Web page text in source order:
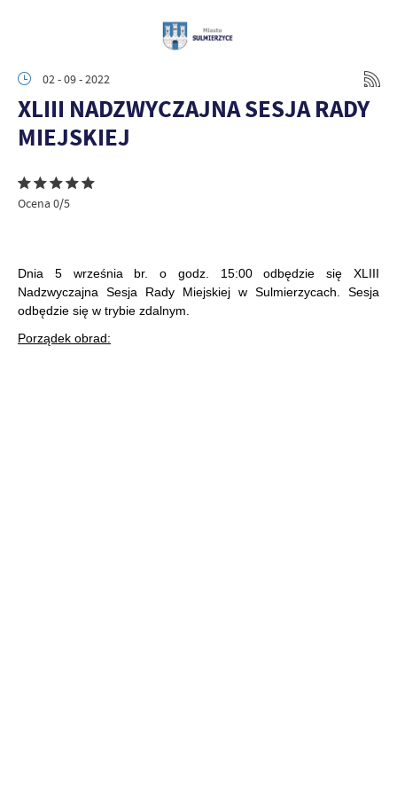
02 - 09 - 2022
XLIII NADZWYCZAJNA SESJA RADY
MIEJSKIEJ
Ocena 0/5
Dnia 5 września br. o godz. 15:00 odbędzie się XLIII
Nadzwyczajna Sesja Rady Miejskiej w Sulmierzycach. Sesja
odbędzie się w trybie zdalnym.
Porządek obrad: